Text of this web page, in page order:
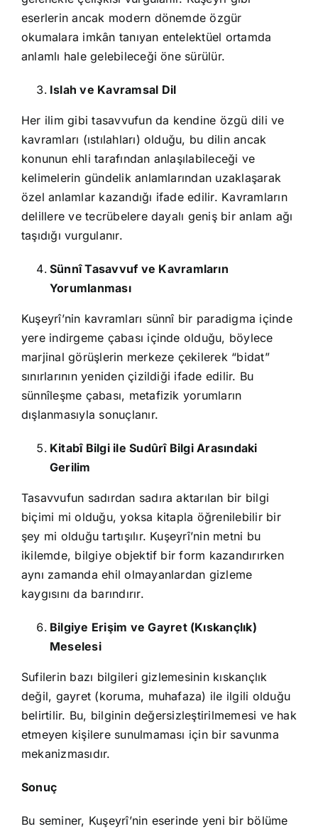
eserlerin ancak modern dönemde özgür
okumalara imkân tanıyan entelektüel ortamda
anlamlı hale gelebileceği öne sürülür.
Islah ve Kavramsal Dil
Her ilim gibi tasavvufun da kendine özgü dili ve
kavramları (ıstılahları) olduğu, bu dilin ancak
konunun ehli tarafından anlaşılabileceği ve
kelimelerin gündelik anlamlarından uzaklaşarak
özel anlamlar kazandığı ifade edilir. Kavramların
delillere ve tecrübelere dayalı geniş bir anlam ağı
taşıdığı vurgulanır.
Sünnî Tasavvuf ve Kavramların
Yorumlanması
Kuşeyrî’nin kavramları sünnî bir paradigma içinde
yere indirgeme çabası içinde olduğu, böylece
marjinal görüşlerin merkeze çekilerek “bidat”
sınırlarının yeniden çizildiği ifade edilir. Bu
sünnîleşme çabası, metafizik yorumların
dışlanmasıyla sonuçlanır.
Kitabî Bilgi ile Sudûrî Bilgi Arasındaki
Gerilim
Tasavvufun sadırdan sadıra aktarılan bir bilgi
biçimi mi olduğu, yoksa kitapla öğrenilebilir bir
şey mi olduğu tartışılır. Kuşeyrî’nin metni bu
ikilemde, bilgiye objektif bir form kazandırırken
aynı zamanda ehil olmayanlardan gizleme
kaygısını da barındırır.
Bilgiye Erişim ve Gayret (Kıskançlık)
Meselesi
Sufilerin bazı bilgileri gizlemesinin kıskançlık
değil, gayret (koruma, muhafaza) ile ilgili olduğu
belirtilir. Bu, bilginin değersizleştirilmemesi ve hak
etmeyen kişilere sunulmaması için bir savunma
mekanizmasıdır.
Sonuç
Bu seminer, Kuşeyrî’nin eserinde yeni bir bölüme